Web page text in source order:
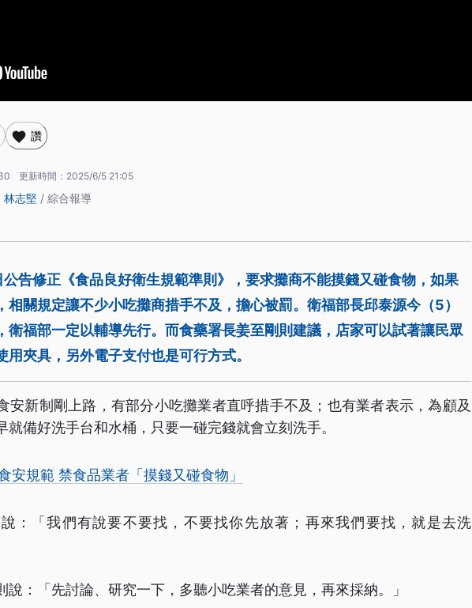
讚
更新時間： 2025/6/5 21:05
林志堅 / 綜合報導
告修正《食品良好衛生規範準則》，要求攤商不能摸錢又碰食物，如果
相關規定讓不少小吃攤商措手不及，擔心被罰。衛福部長邱泰源今（5）
衛福部一定以輔導先行。而食藥署長姜至剛則建議，店家可以試著讓民眾
用夾具，另外電子支付也是可行方式。
安新制剛上路，有部分小吃攤業者直呼措手不及；也有業者表示，為顧及
就備好洗手台和水桶，只要一碰完錢就會立刻洗手。
安規範 禁食品業者「摸錢又碰食物」
：「我們有說要不要找，不要找你先放著；再來我們要找，就是去洗
說：「先討論、研究一下，多聽小吃業者的意見，再來採納。」